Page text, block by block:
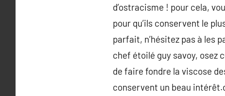
d’ostracisme ! pour cela,
pour qu’ils conservent le
parfait, n’hésitez pas à les
chef étoilé guy savoy, osez
de faire fondre la viscose
conservent un beau